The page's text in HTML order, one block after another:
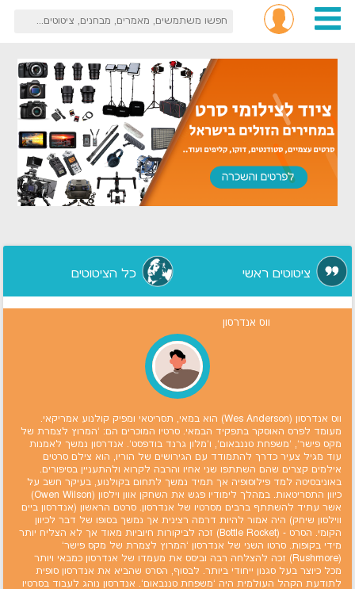
ציטוטים ראשי כל הציטוטים
ווס אנדרסון
ווס אנדרסון (Wes Anderson) הוא במאי, תסריטאי ומפיק קולנוע אמריקאי.
מעומד לפרס האוסקר בתפקיד הבמאי. סרטיו המוכרים הם: `המרוץ לצמרת של
מקס פישר`, `משפחת טננבאום`, ו`מלון גרנד בודפסט`. אנדרסון נמשך לאמנות
עוד מגיל צעיר כדרך להתמודד עם הגירושים של הוריו, הוא צילם סרטים
אילמים קצרים שהם השתתפו שני אחיו והרבה לקרוא ולהתעניין בסיפורים.
באוניבסיטה למד פילוסופיה אך תמיד נמשך לתחום בקולנוע, בעיקר חשב על
כיוון התסריטאות. במהלך לימודיו פגש את השחקן אוון וילסון (Owen Wilson)
אשר עתיד להשתתף ברבים מסרטיו של אנדרסון. סרטם הראשון (אנדרסון ביים
ווילסון שיחק) היה אמור להיות דרמה רצינית אך נמשך בסופו של דבר לכיוון
הקומי. הסרט - (Bottle Rocket) זכה לביקורות חיוביות מאוד אך לא הצליח יותר
מידי בקופות. סרטו השני של אנדרסון `המרוץ לצמרת של מקס פישר`
(Rushmore) זכה להצלחה רבה וביסס את מעמדו של אנדרסון כמבאי ויותר
מכל כיוצר בעל סגנון ייחודי ביותר. לבסוף, הסרט שהביא את אנדרסון סופית
לתודעת הקהל העולמית היה `משפחת טננבאום`. אנדרסון נוהג לעבוד בסרטיו